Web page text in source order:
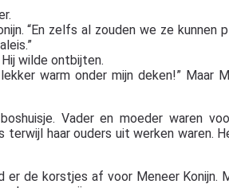
“En zelfs al zouden we ze kunnen
wilde ontbijten.
warm onder mijn deken!” Maar
Vader en moeder waren
haar ouders uit werken waren.
de korstjes af voor Meneer Konijn.